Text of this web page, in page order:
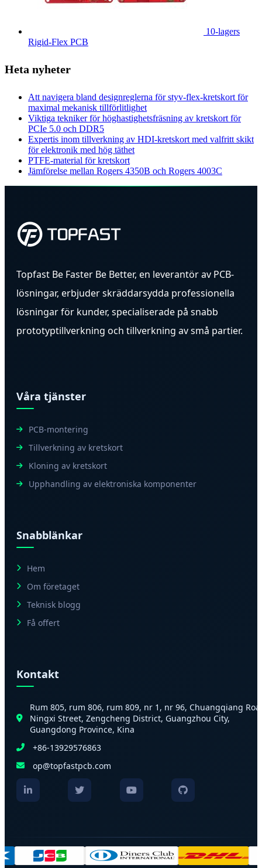
10-lagers
Rigid-Flex PCB
Heta nyheter
Att navigera bland designreglerna för styv-flex-kretskort för
maximal mekanisk tillförlitlighet
Viktiga tekniker för höghastighetsfräsning av kretskort för
PCIe 5.0 och DDR5
Expertis inom tillverkning av HDI-kretskort med valfritt skikt
för elektronik med hög täthet
PTFE-material för kretskort
Jämförelse mellan Rogers 4350B och Rogers 4003C
Topfast Be Faster Be Better, en leverantör av PCB-
lösningar, erbjuder skräddarsydda professionella
lösningar för kunder, specialiserade på snabb
prototyptillverkning och tillverkning av små partier.
Våra tjänster
PCB-montering
Tillverkning av kretskort
Kloning av kretskort
Upphandling av elektroniska komponenter
Snabblänkar
Hem
Om företaget
Teknisk blogg
Få offert
Kontakt
Rum 805, rum 806, rum 809, nr 1, nr 96, Chuangqiang
Ningxi Street, Zengcheng District, Guangzhou City,
Guangdong Province, Kina
+86-13929576863
op@topfastpcb.com